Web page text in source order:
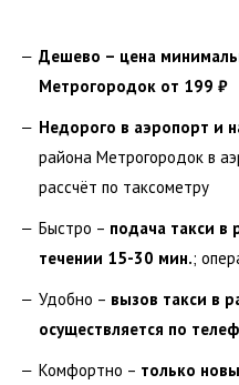
Дешево – цена
Метрогородок от 199 ₽
Недорого в аэропорт и
района Метрогородок в
рассчёт по таксометру
Быстро – подача такси в
течении 15-30 мин.;
Удобно – вызов такси в
осуществляется по
Комфортно – только